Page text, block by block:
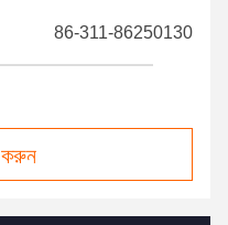
86-311-86250130
করুন